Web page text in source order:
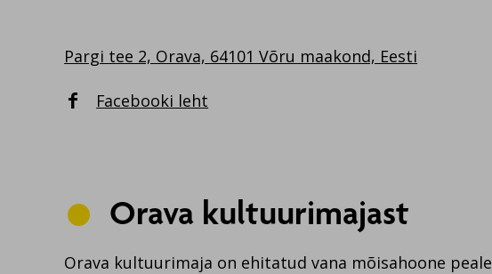
Pargi tee 2, Orava, 64101 Võru maakond, Eesti
 Facebooki leht
Orava kultuurimajast
Orava kultuurimaja on ehitatud vana mõisahoone peale